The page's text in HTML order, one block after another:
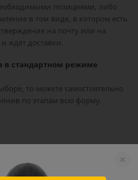
позициями, либо
в том виде, в котором есть
на почту или на
ждёт доставки.
в стандартном режиме
то можете самостоятельно
по этапам всю форму.
Если вы не нашли свой
выберите значение